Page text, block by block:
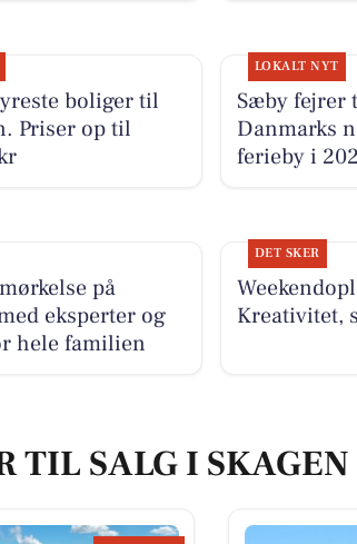
boliger til
Priser op til
LOKALT NYT
Sæby fejrer
Danmarks
ferieby i
på
eksperter og
hele familien
DET SKER
Kreativitet,
TIL SALG I SKAGEN